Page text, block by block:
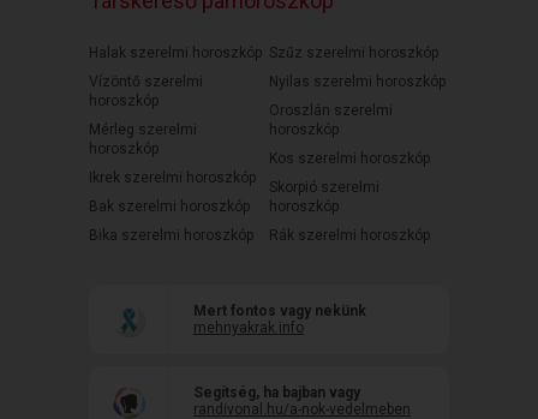
Halak szerelmi horoszkóp
Vízöntő szerelmi
horoszkóp
Mérleg szerelmi
horoszkóp
Ikrek szerelmi horoszkóp
Bak szerelmi horoszkóp
Bika szerelmi horoszkóp
Szűz szerelmi horoszkóp
Nyilas szerelmi horoszkóp
Oroszlán szerelmi
horoszkóp
Kos szerelmi horoszkóp
Skorpió szerelmi
horoszkóp
Rák szerelmi horoszkóp
Mert fontos vagy nekünk
mehnyakrak.info
Segítség, ha bajban vagy
randivonal.hu/a-nok-vedelmeben